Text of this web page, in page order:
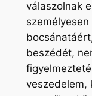
válaszolnak
beszédét,
veszedelem,